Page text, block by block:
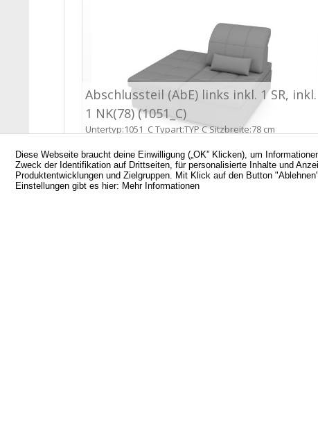
Diese Webseite braucht deine Einwilligung („OK” Klicken), um
Zweck der Identifikation auf Drittseiten, für personalisierte Inhalte und
Produktentwicklungen und Zielgruppen. Mit Klick auf den Button
Einstellungen gibt es hier: Mehr Informationen